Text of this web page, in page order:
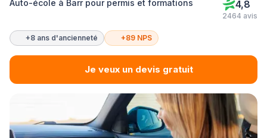
Auto-école à Barr pour permis et formations 4,8
2464 avis
+8 ans d'ancienneté +89 NPS
Je veux un devis gratuit